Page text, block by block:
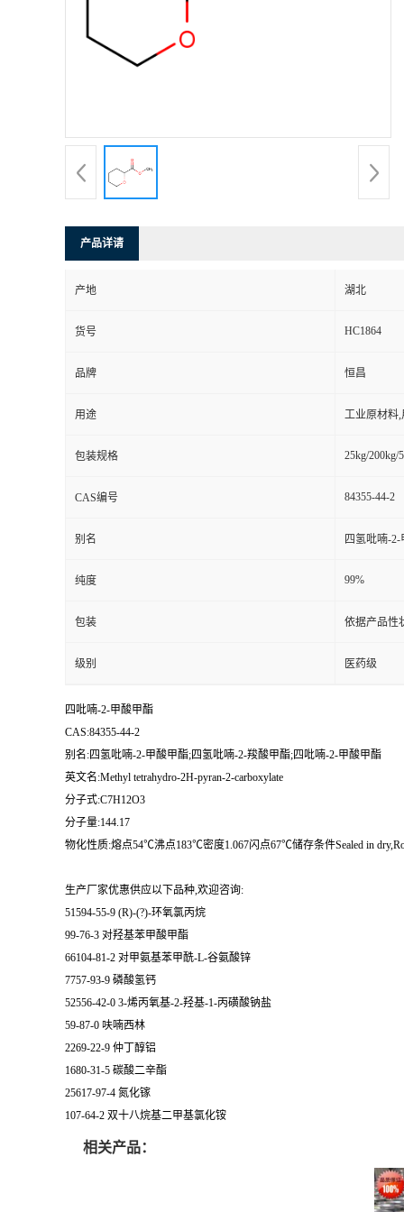
产品详请
产地 湖北
货号 HC1864
品牌 恒昌
用途 工业原材料
包装规格 25kg/200kg/
CAS编号 84355-44-2
别名 四氢吡喃-
纯度 99%
包装 依据产品性
级别 医药级
四吡喃-2-甲酸甲酯
CAS:84355-44-2
别名:四氢吡喃-2-甲酸甲酯;四氢吡喃-2-羧酸甲酯;四吡喃-2-甲酸甲酯
英文名:Methyl tetrahydro-2H-pyran-2-carboxylate
分子式:C7H12O3
分子量:144.17
物化性质:熔点54℃沸点183℃密度1.067闪点67℃储存条件Sealed in
生产厂家优惠供应以下品种,欢迎咨询:
51594-55-9 (R)-(?)-环氧氯丙烷
99-76-3 对羟基苯甲酸甲酯
66104-81-2 对甲氨基苯甲酰-L-谷氨酸锌
7757-93-9 磷酸氢钙
52556-42-0 3-烯丙氧基-2-羟基-1-丙磺酸钠盐
59-87-0 呋喃西林
2269-22-9 仲丁醇铝
1680-31-5 碳酸二辛酯
25617-97-4 氮化镓
107-64-2 双十八烷基二甲基氯化铵
相关产品：